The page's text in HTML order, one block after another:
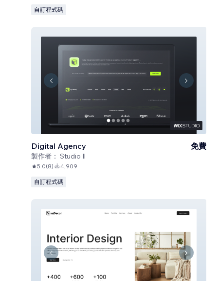
自訂程式碼
Digital Agency
製作者： Studio Il
免費
5.0(8) 4,909
自訂程式碼